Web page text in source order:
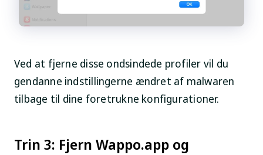
Ved at fjerne disse ondsindede profiler vil du
gendanne indstillingerne ændret af malwaren
tilbage til dine foretrukne konfigurationer.
Trin 3: Fjern Wappo.app og